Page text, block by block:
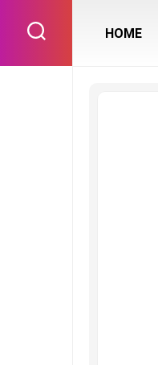
content
HOME